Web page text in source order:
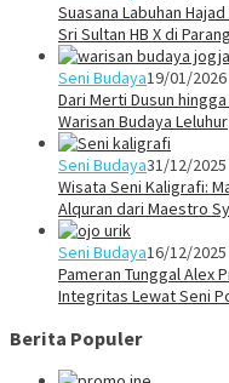
Suasana Labuhan
Sri Sultan HB X di
Seni Budaya19/01/2026
Dari Merti Dusun
Warisan Budaya Leluhur
Seni Budaya31/12/2025
Wisata Seni Kaligrafi:
Alquran dari Maestro
Seni Budaya16/12/2025
Pameran Tunggal Alex
Integritas Lewat Seni
Berita Populer